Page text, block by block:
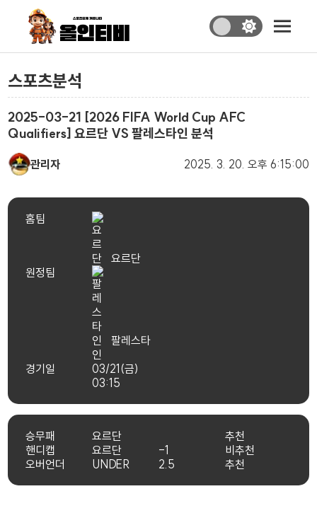
스포츠분석
2025-03-21 [2026 FIFA World Cup AFC
Qualifiers] 요르단 VS 팔레스타인 분석
관리자 2025. 3. 20. 오후 6:15:00
홈팀
요르단
원정팀
팔레스타
인
경기일
03/21(금)
03:15
승무패 요르단
추천
핸디캡
요르단 -1
비추천
오버언더
UNDER 2.5 추천